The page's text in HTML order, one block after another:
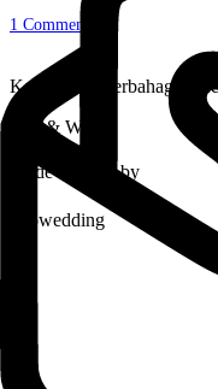
1 Comments
Kami Yang Berbahagia,
Eko & Widya
Made with ❤️ by
Alowedding